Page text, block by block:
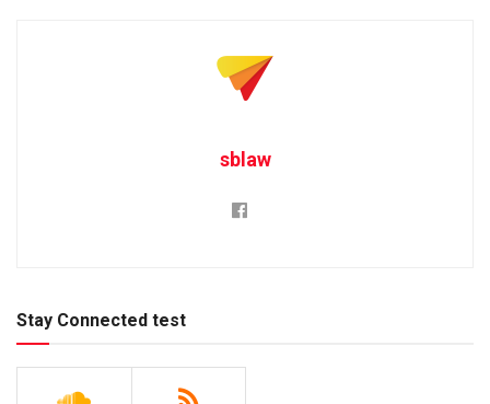
sblaw
Stay Connected test